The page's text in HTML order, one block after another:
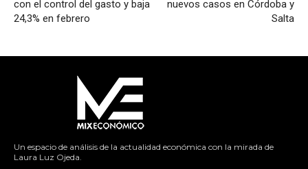
con el control del gasto y baja
24,3% en febrero
nuevos casos en Córdoba y
Salta
Un espacio de análisis de la actualidad económica con la mirada de
Laura Luz Ojeda.